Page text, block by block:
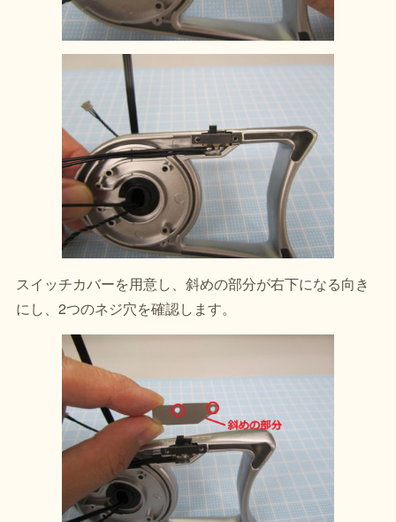
スイッチカバーを用意し、斜めの部分が右下になる向き
にし、2つのネジ穴を確認します。